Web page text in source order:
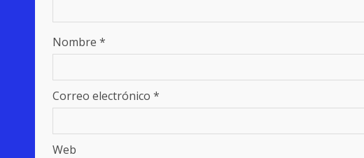
Nombre *
Correo electrónico *
Web